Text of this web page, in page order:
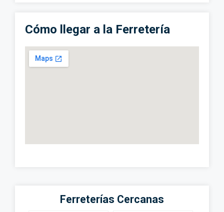
Cómo llegar a la Ferretería
Ferreterías Cercanas